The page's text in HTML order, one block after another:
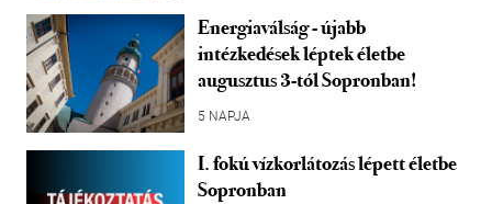
Energiaválság - újabb
intézkedések léptek életbe
augusztus 3-tól Sopronban!
5 NAPJA
I. fokú vízkorlátozás lépett életbe
Sopronban